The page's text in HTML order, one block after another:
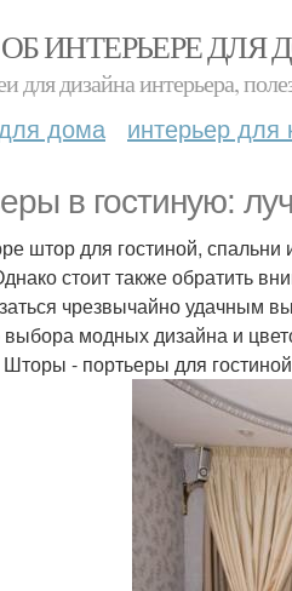
ИНТЕРЬЕРЕ ДЛЯ
для дизайна интерьера,
дома интерьер для
в гостиную:
штор для гостиной, спальни
стоит также обратить
чрезвычайно удачным
выбора модных дизайна и
Шторы - портьеры для